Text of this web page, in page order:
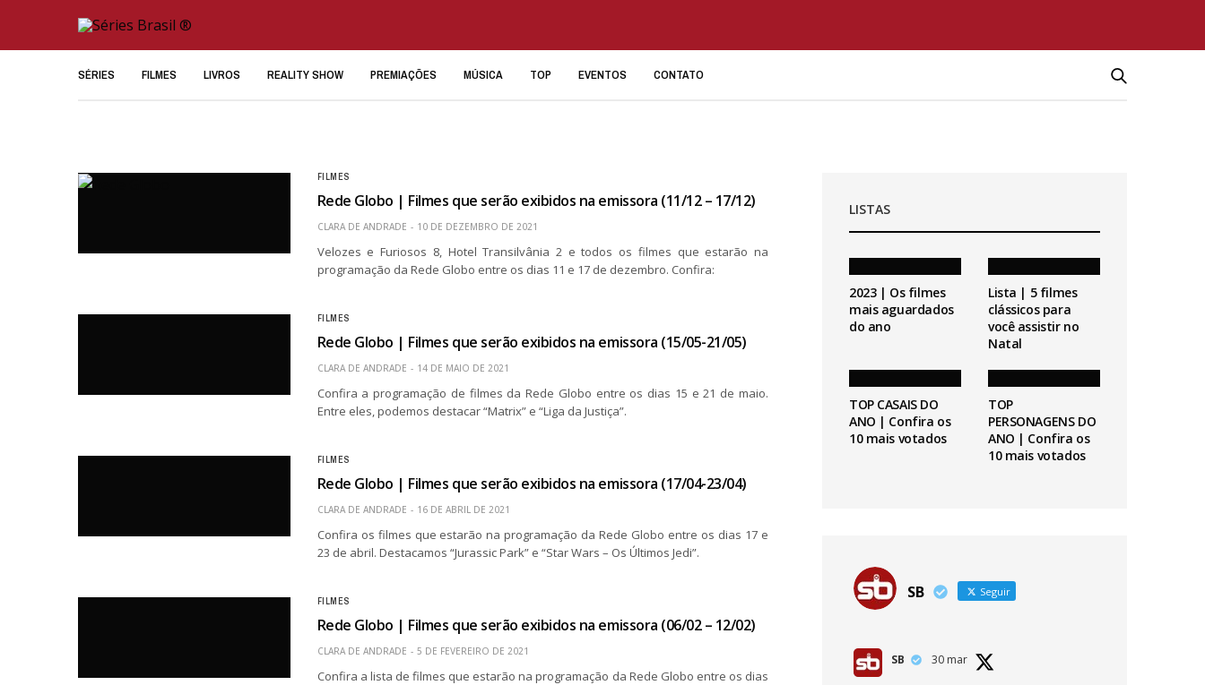
SÉRIES FILMES LIVROS REALITY SHOW PREMIAÇÕES MÚSICA TOP EVENTOS CONTATO
FILMES
Rede Globo | Filmes que serão exibidos na emissora (11/12 – 17/12)
CLARA DE ANDRADE 10 DE DEZEMBRO DE 2021
Velozes e Furiosos 8, Hotel Transilvânia 2 e todos os filmes que estarão na
programação da Rede Globo entre os dias 11 e 17 de dezembro. Confira:
FILMES
Rede Globo | Filmes que serão exibidos na emissora (15/05-21/05)
CLARA DE ANDRADE 14 DE MAIO DE 2021
Confira a programação de filmes da Rede Globo entre os dias 15 e 21 de maio.
Entre eles, podemos destacar “Matrix” e “Liga da Justiça”.
FILMES
Rede Globo | Filmes que serão exibidos na emissora (17/04-23/04)
CLARA DE ANDRADE 16 DE ABRIL DE 2021
Confira os filmes que estarão na programação da Rede Globo entre os dias 17 e
23 de abril. Destacamos “Jurassic Park” e “Star Wars – Os Últimos Jedi”.
FILMES
Rede Globo | Filmes que serão exibidos na emissora (06/02 – 12/02)
CLARA DE ANDRADE 5 DE FEVEREIRO DE 2021
Confira a lista de filmes que estarão na programação da Rede Globo entre os dias
LISTAS
2023 | Os filmes
mais aguardados
do ano
Lista | 5 filmes
clássicos para
você assistir no
Natal
TOP CASAIS DO
ANO | Confira os
10 mais votados
TOP
PERSONAGENS DO
ANO | Confira os
10 mais votados
SB Seguir
SB 30 mar